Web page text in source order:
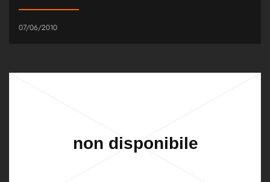
07/06/2010